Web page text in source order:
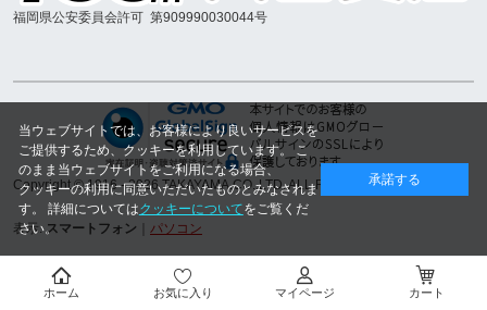
福岡県公安委員会許可 第909990030044号
ホーム お気に入り マイページ カート
Copyright © 1916- 2026 TAKAYAMA.CO.,LTD. ALL RIGHTS RESERVED.
表示:スマートフォン パソコン
当ウェブサイトでは、お客様により良いサービスを
ご提供するため、クッキーを利用しています。 こ
のまま当ウェブサイトをご利用になる場合、
クッキーの利用に同意いただいたものとみなされま
す。 詳細についてはクッキーについてをご覧くだ
さい。
承諾する